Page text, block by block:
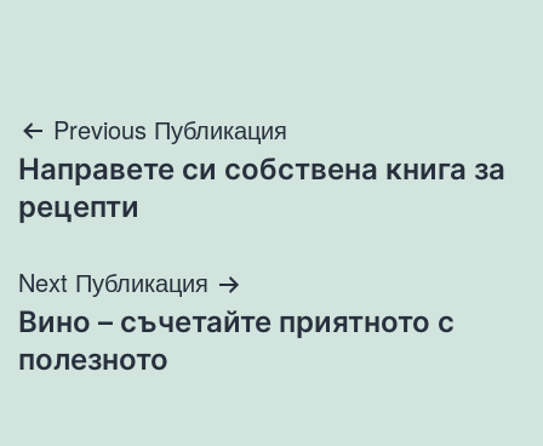
Навигация
Previous Публикация
Направете си собствена книга за
рецепти
Next Публикация
Вино – съчетайте приятното с
полезното